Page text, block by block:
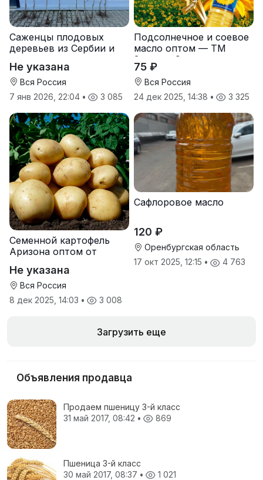
Саженцы плодовых
деревьев из Сербии и
Не указана
Вся Россия
7 янв 2026, 22:04 • 3 085
Подсолнечное и соевое
масло оптом — ТМ
Золотая Семечка
75 ₽
Вся Россия
24 дек 2025, 14:38 • 3 325
Семенной картофель
Аризона оптом от
Не указана
Вся Россия
8 дек 2025, 14:03 • 3 008
Сафлоровое масло
120 ₽
Оренбургская область
17 окт 2025, 12:15 • 4 763
Загрузить еще
Объявления продавца
Продаем пшеницу 3-й класс
31 май 2017, 08:42 • 869
Пшеница 3-й класс
30 май 2017, 08:37 • 1 021